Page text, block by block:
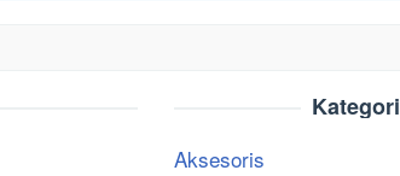
Kategori
Aksesoris